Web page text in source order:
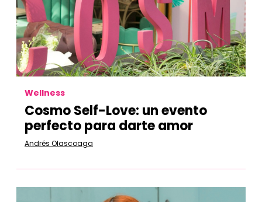
Wellness
Cosmo Self-Love: un evento
perfecto para darte amor
Andrés Olascoaga